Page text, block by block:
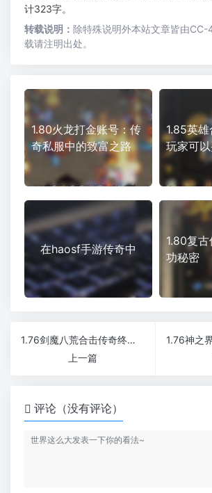
计323字。
转载说明： 除特殊说明外本站文章皆由
载请注明出处。
1.80火龙打金账号：传
奇私服中的致富之路
1.85英
玩家可
在haosf手游传奇中
1.80复
功秘密
1.76剑魔八荒合击传奇终极BOSS必爆红包
上一篇
评论（没有评论）